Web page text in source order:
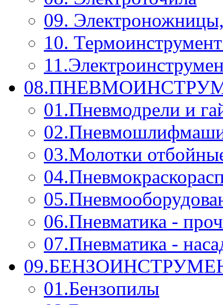
09.
10.
01.Пневмодрели и
03.Молотки
06.Пневматика -
07.Пневматика -
01.Бензопилы